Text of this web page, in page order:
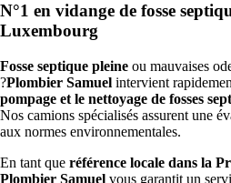
N°1 en vidange de fosse
Luxembourg
Fosse septique pleine ou mauvaises
?Plombier Samuel intervient
pompage et le nettoyage de fosses
Nos camions spécialisés assurent une
aux normes environnementales.
En tant que référence locale dans la
Plombier Samuel vous garantit un